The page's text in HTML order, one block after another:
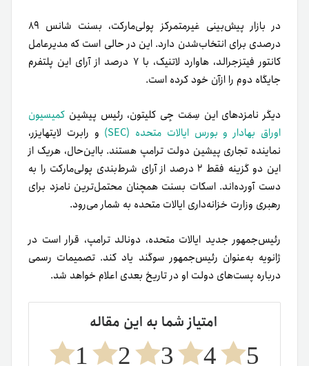
در بازار پیش‌بینی غیرمتمرکز پولی‌مارکت، بسنت شانس ۸۹
درصدی برای انتخاب‌شدن دارد. این در حالی‌ است که مدیرعامل
کانتور فیتزجرالد، هاوارد لاتنیک، با ۷ درصد از آرای این پلتفرم
جایگاه دوم را ازآن خود کرده است.
دیگر نامزدهای این سِمَت جِی کلیتون، رئیس پیشین کمیسیون
اوراق بهادار و بورس ایالات متحده (SEC)
و رابرت لایتهایزر،
نماینده تجاری پیشین دولت ترامپ هستند. بااین‌حال، هر‌یک از
این دو گزینه فقط ۲ درصد از آرای شرط‌بندی پولی‌مارکت را به
دست آورده‌اند. اسکات بسنت همچنان محتمل‌ترین نامزد برای
رهبری وزارت خزانه‌داری ایالات متحده به شمار می‌رود.
رئیس‌جمهور جدید ایالات متحده، دونالد ترامپ، قرار است در
ژانویه به‌عنوان رئیس‌جمهور سوگند یاد کند. تصمیمات رسمی
درباره پست‌های دولت او در تاریخ بعدی اعلام خواهد شد.
امتیاز شما به این مقاله
5
4
3
2
1